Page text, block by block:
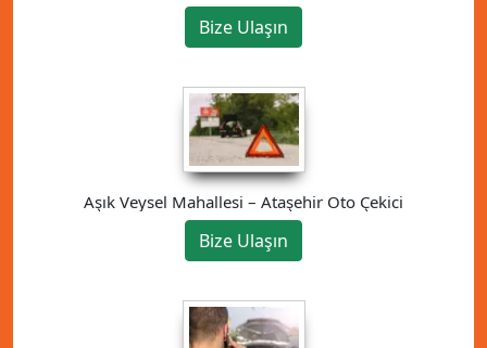
Bize Ulaşın
Aşık Veysel Mahallesi – Ataşehir Oto Çekici
Bize Ulaşın